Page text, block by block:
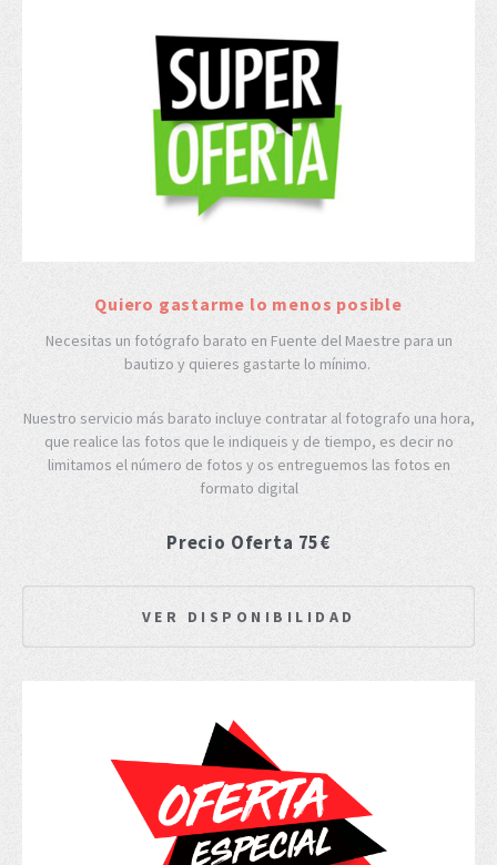
Quiero gastarme lo menos posible
Necesitas un fotógrafo barato en Fuente del Maestre para un
bautizo y quieres gastarte lo mínimo.
Nuestro servicio más barato incluye contratar al fotografo una hora,
que realice las fotos que le indiqueis y de tiempo, es decir no
limitamos el número de fotos y os entreguemos las fotos en
formato digital
Precio Oferta 75€
VER DISPONIBILIDAD